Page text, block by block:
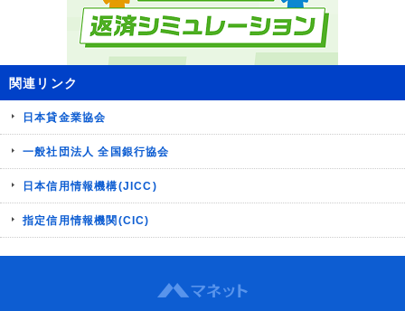
関連リンク
日本貸金業協会
一般社団法人 全国銀行協会
日本信用情報機構(JICC)
指定信用情報機関(CIC)